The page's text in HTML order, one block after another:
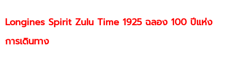
Longines Spirit Zulu Time 1925 ฉลอง 100 ปีแห่ง
การเดินทาง